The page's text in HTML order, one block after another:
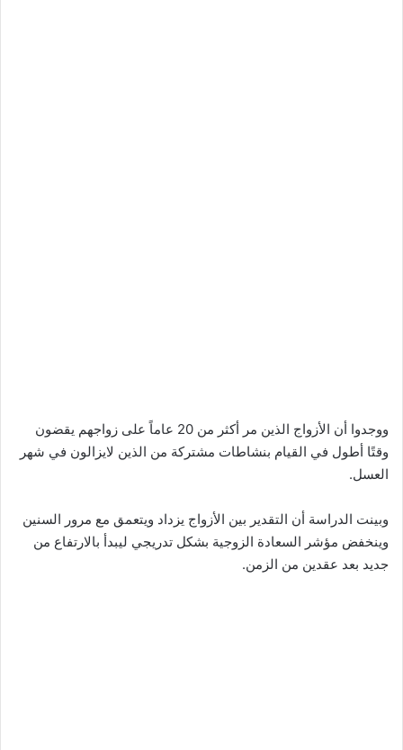
ووجدوا أن الأزواج الذين مر أكثر من 20 عاماً على زواجهم يقضون
وقتًا أطول في القيام بنشاطات مشتركة من الذين لايزالون في شهر
العسل.
وبينت الدراسة أن التقدير بين الأزواج يزداد ويتعمق مع مرور السنين
وينخفض مؤشر السعادة الزوجية بشكل تدريجي ليبدأ بالارتفاع من
جديد بعد عقدين من الزمن.